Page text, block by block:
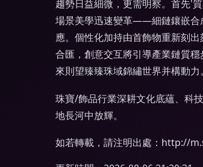
趨勢日益細微，更需明察。首先'
場景美學迅速變革——細鏈鑲嵌合
應。個性化加持由首飾物重新刻
合匯，創意交互將引導產業鏈質
來則望臻臻珠域錦繡世界并構動力。
珠寶/飾品行業深耕文化底蘊、科
地長河中放輝。
如若轉載，請注明出處：http://